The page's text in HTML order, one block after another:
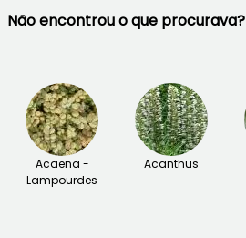
Não encontrou o que procurava?
Acaena -
Lampourdes
Acanthus